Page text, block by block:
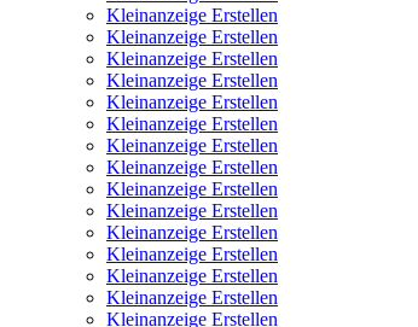
Kleinanzeige Erstellen
Kleinanzeige Erstellen
Kleinanzeige Erstellen
Kleinanzeige Erstellen
Kleinanzeige Erstellen
Kleinanzeige Erstellen
Kleinanzeige Erstellen
Kleinanzeige Erstellen
Kleinanzeige Erstellen
Kleinanzeige Erstellen
Kleinanzeige Erstellen
Kleinanzeige Erstellen
Kleinanzeige Erstellen
Kleinanzeige Erstellen
Kleinanzeige Erstellen